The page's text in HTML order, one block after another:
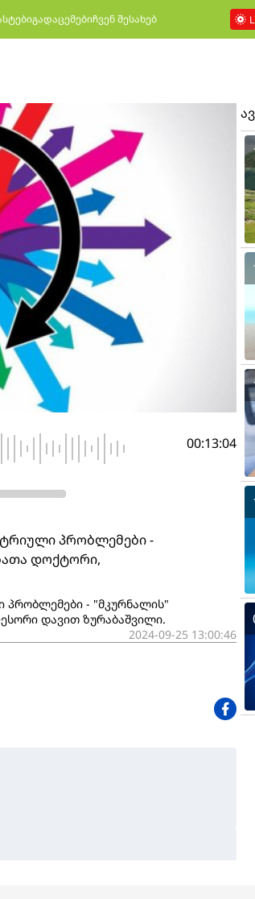
გადაცემებიჩვენ შესახებ
00:13:04
პრობლემები -
დოქტორი,
პრობლემები - "მკურნალის"
დავით ზურაბაშვილი.
2024-09-25 13:00:46